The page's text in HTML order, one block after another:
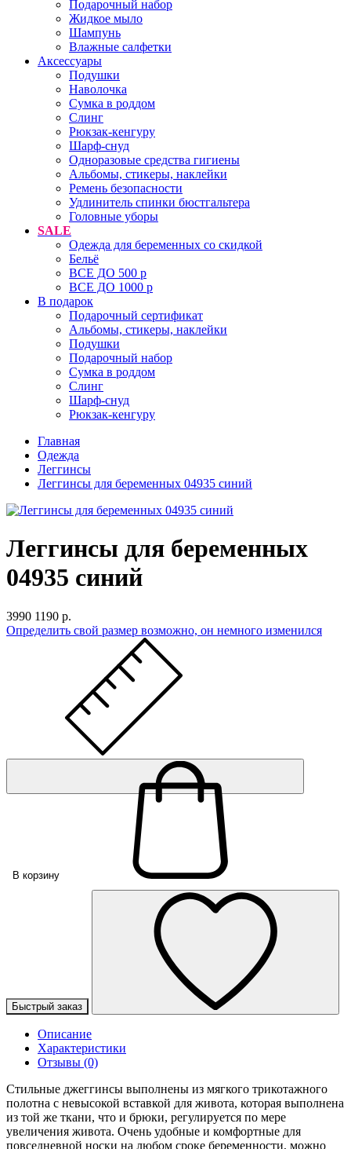
Подарочный набор
Жидкое мыло
Шампунь
Влажные салфетки
Аксессуары
Подушки
Наволочка
Сумка в роддом
Cлинг
Рюкзак-кенгуру
Шарф-снуд
Одноразовые средства гигиены
Альбомы, стикеры, наклейки
Ремень безопасности
Удлинитель спинки бюстгальтера
Головные уборы
SALE
Одежда для беременных со скидкой
Бельё
ВСЕ ДО 500 р
ВСЕ ДО 1000 р
В подарок
Подарочный сертификат
Альбомы, стикеры, наклейки
Подушки
Подарочный набор
Сумка в роддом
Слинг
Шарф-снуд
Рюкзак-кенгуру
Главная
Одежда
Леггинсы
Леггинсы для беременных 04935 синий
Леггинсы для беременных
04935 синий
3990 1190 р.
Определить свой размер возможно, он немного изменился
В корзину
Быстрый заказ
Описание
Характеристики
Отзывы (0)
Стильные джеггинсы выполнены из мягкого трикотажного
полотна с невысокой вставкой для живота, которая выполнена
из той же ткани, что и брюки, регулируется по мере
увеличения живота. Очень удобные и комфортные для
повседневной носки на любом сроке беременности, можно